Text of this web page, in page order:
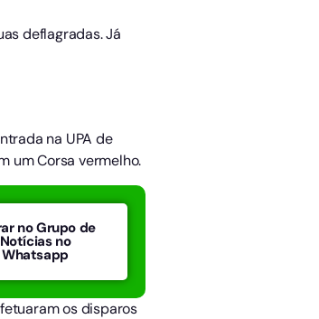
deflagradas. Já
na UPA de
um Corsa vermelho.
no Grupo de
Notícias no
Whatsapp
os disparos